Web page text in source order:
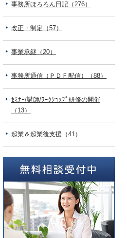
事務所ほろろん日記（276）
改正・制定（57）
事業承継（20）
事務所通信（ＰＤＦ配信）（88）
ｾﾐﾅｰ/講師/ﾜｰｸｼｮｯﾌﾟ研修の開催
（13）
起業＆起業後支援（41）